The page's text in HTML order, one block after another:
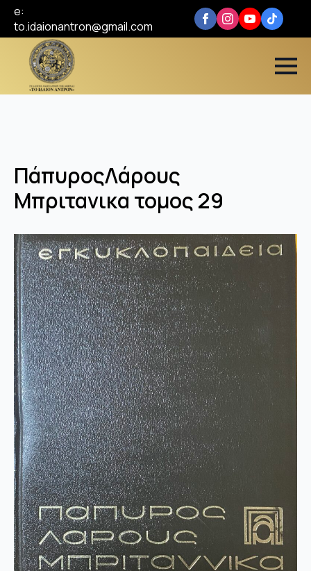
e:
to.idaionantron@gmail.com
ΠάπυροςΛάρους
Μπριτανικα τομος 29